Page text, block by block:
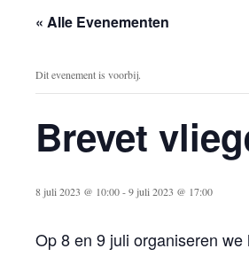
« Alle Evenementen
Dit evenement is voorbij.
Brevet
8 juli 2023 @ 10:00-9 juli 2023 @ 17:00
Op 8 en 9 juli organiseren